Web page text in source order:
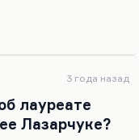
к нему Юрий
Вот видите,
военным
3 года назад
лауреате
Лазарчуке?